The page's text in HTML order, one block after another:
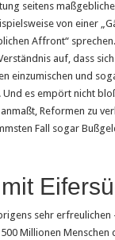
seitens
von einer
Affront“
auf, dass
einzumischen und
Und es empört nicht
Reformen zu
Fall sogar
sehr erfreulichen
Millionen Menschen